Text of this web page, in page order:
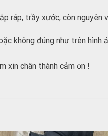
ráp, trầy xước, còn nguyên
không đúng như trên
xin chân thành cảm ơn !